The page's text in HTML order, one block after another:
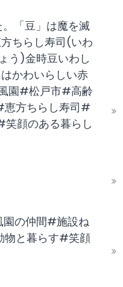
「豆」は魔を滅
ちらし寿司(いわ
う)金時豆いわし
かわいらしい赤
園#松戸市#高齢
方ちらし寿司#
顔のある暮らし
の仲間#施設ね
と暮らす#笑顔